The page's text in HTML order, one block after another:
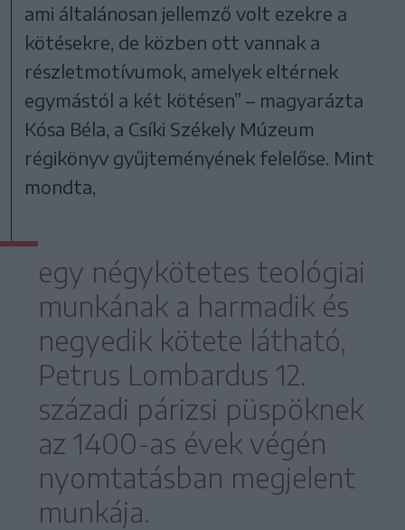
ami általánosan jellemző volt ezekre a
kötésekre, de közben ott vannak a
részletmotívumok, amelyek eltérnek
egymástól a két kötésen” – magyarázta
Kósa Béla, a Csíki Székely Múzeum
régikönyv gyűjteményének felelőse. Mint
mondta,
egy négykötetes teológiai
munkának a harmadik és
negyedik kötete látható,
Petrus Lombardus 12.
századi párizsi püspöknek
az 1400-as évek végén
nyomtatásban megjelent
munkája.